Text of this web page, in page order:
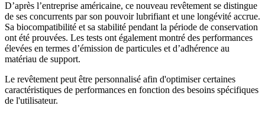
D’après l’entreprise américaine, ce nouveau revêtement se distingue
de ses concurrents par son pouvoir lubrifiant et une longévité accrue.
Sa biocompatibilité et sa stabilité pendant la période de conservation
ont été prouvées. Les tests ont également montré des performances
élevées en termes d’émission de particules et d’adhérence au
matériau de support.
Le revêtement peut être personnalisé afin d'optimiser certaines
caractéristiques de performances en fonction des besoins spécifiques
de l'utilisateur.